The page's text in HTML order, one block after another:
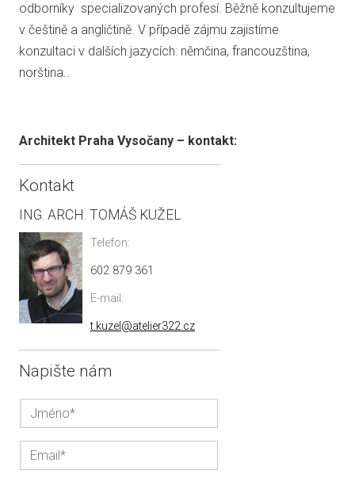
odborníky specializovaných profesí. Běžně konzultujeme
v češtině a angličtině. V případě zájmu zajistíme
konzultaci v dalších jazycích: němčina, francouzština,
norština..
Architekt Praha Vysočany – kontakt:
Kontakt
ING. ARCH. TOMÁŠ KUŽEL
Telefon:
602 879 361
E-mail:
t.kuzel@atelier322.cz
Napište nám